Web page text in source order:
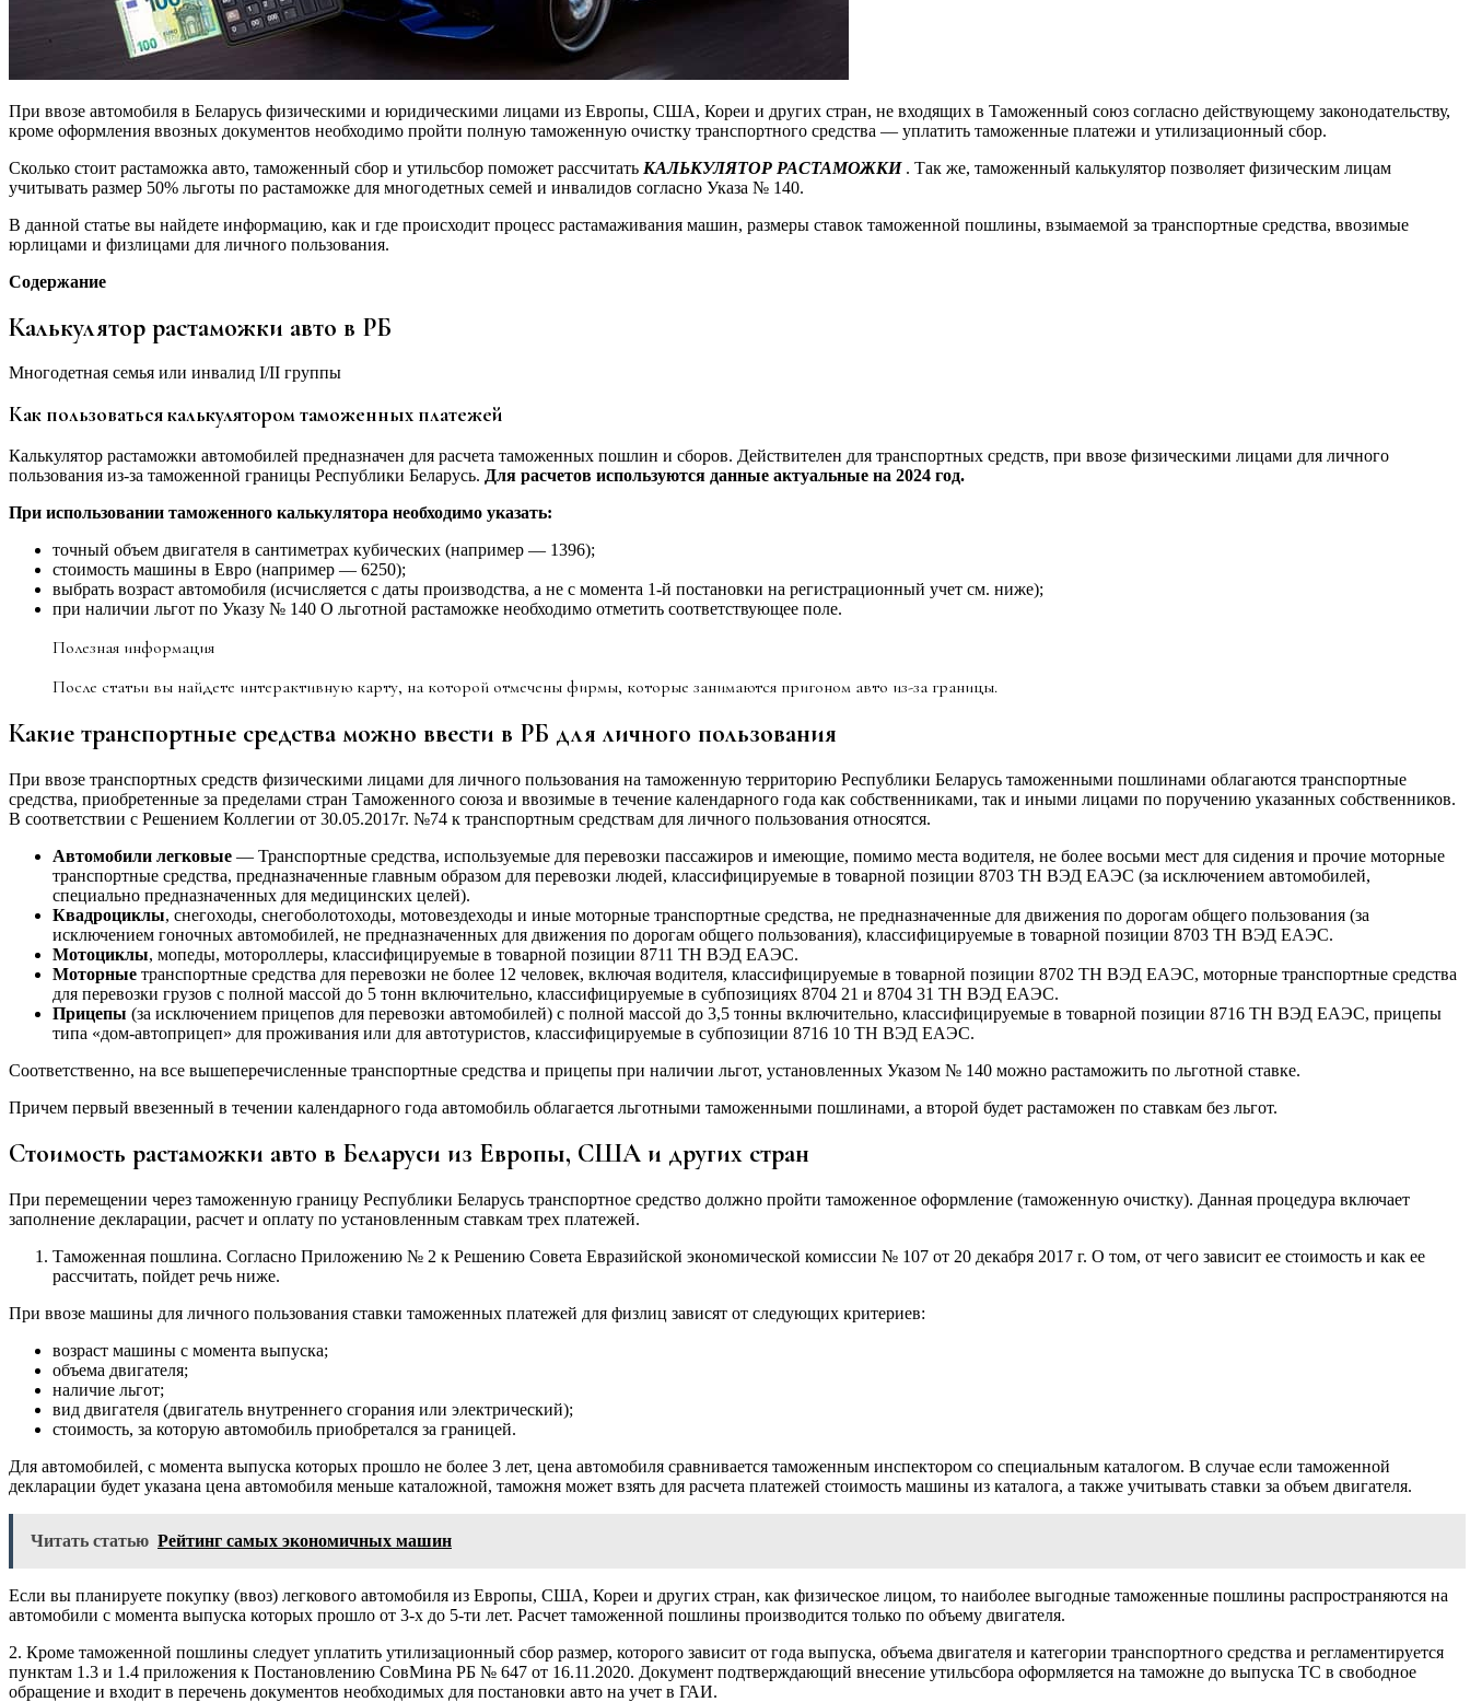
При ввозе автомобиля в Беларусь физическими и юридическими лицами из Европы, США, Кореи и других стран, не входящих в Таможенный союз согласно действующему законодательству,
кроме оформления ввозных документов необходимо пройти полную таможенную очистку транспортного средства — уплатить таможенные платежи и утилизационный сбор.
Сколько стоит растаможка авто, таможенный сбор и утильсбор поможет рассчитать КАЛЬКУЛЯТОР РАСТАМОЖКИ . Так же, таможенный калькулятор позволяет физическим лицам
учитывать размер 50% льготы по растаможке для многодетных семей и инвалидов согласно Указа № 140.
В данной статье вы найдете информацию, как и где происходит процесс растамаживания машин, размеры ставок таможенной пошлины, взымаемой за транспортные средства, ввозимые
юрлицами и физлицами для личного пользования.
Содержание
Калькулятор растаможки авто в РБ
Многодетная семья или инвалид I/II группы
Как пользоваться калькулятором таможенных платежей
Калькулятор растаможки автомобилей предназначен для расчета таможенных пошлин и сборов. Действителен для транспортных средств, при ввозе физическими лицами для личного
пользования из-за таможенной границы Республики Беларусь. Для расчетов используются данные актуальные на 2024 год.
При использовании таможенного калькулятора необходимо указать:
точный объем двигателя в сантиметрах кубических (например — 1396);
стоимость машины в Евро (например — 6250);
выбрать возраст автомобиля (исчисляется с даты производства, а не с момента 1-й постановки на регистрационный учет см. ниже);
при наличии льгот по Указу № 140 О льготной растаможке необходимо отметить соответствующее поле.
Полезная информация
После статьи вы найдете интерактивную карту, на которой отмечены фирмы, которые занимаются пригоном авто из-за границы.
Какие транспортные средства можно ввести в РБ для личного пользования
При ввозе транспортных средств физическими лицами для личного пользования на таможенную территорию Республики Беларусь таможенными пошлинами облагаются транспортные
средства, приобретенные за пределами стран Таможенного союза и ввозимые в течение календарного года как собственниками, так и иными лицами по поручению указанных собственников.
В соответствии с Решением Коллегии от 30.05.2017г. №74 к транспортным средствам для личного пользования относятся.
Автомобили легковые — Транспортные средства, используемые для перевозки пассажиров и имеющие, помимо места водителя, не более восьми мест для сидения и прочие моторные
транспортные средства, предназначенные главным образом для перевозки людей, классифицируемые в товарной позиции 8703 ТН ВЭД ЕАЭС (за исключением автомобилей,
специально предназначенных для медицинских целей).
Квадроциклы, снегоходы, снегоболотоходы, мотовездеходы и иные моторные транспортные средства, не предназначенные для движения по дорогам общего пользования (за
исключением гоночных автомобилей, не предназначенных для движения по дорогам общего пользования), классифицируемые в товарной позиции 8703 ТН ВЭД ЕАЭС.
Мотоциклы, мопеды, мотороллеры, классифицируемые в товарной позиции 8711 ТН ВЭД ЕАЭС.
Моторные транспортные средства для перевозки не более 12 человек, включая водителя, классифицируемые в товарной позиции 8702 ТН ВЭД ЕАЭС, моторные транспортные средства
для перевозки грузов с полной массой до 5 тонн включительно, классифицируемые в субпозициях 8704 21 и 8704 31 ТН ВЭД ЕАЭС.
Прицепы (за исключением прицепов для перевозки автомобилей) с полной массой до 3,5 тонны включительно, классифицируемые в товарной позиции 8716 ТН ВЭД ЕАЭС, прицепы
типа «дом-автоприцеп» для проживания или для автотуристов, классифицируемые в субпозиции 8716 10 ТН ВЭД ЕАЭС.
Соответственно, на все вышеперечисленные транспортные средства и прицепы при наличии льгот, установленных Указом № 140 можно растаможить по льготной ставке.
Причем первый ввезенный в течении календарного года автомобиль облагается льготными таможенными пошлинами, а второй будет растаможен по ставкам без льгот.
Стоимость растаможки авто в Беларуси из Европы, США и других стран
При перемещении через таможенную границу Республики Беларусь транспортное средство должно пройти таможенное оформление (таможенную очистку). Данная процедура включает
заполнение декларации, расчет и оплату по установленным ставкам трех платежей.
Таможенная пошлина. Согласно Приложению № 2 к Решению Совета Евразийской экономической комиссии № 107 от 20 декабря 2017 г. О том, от чего зависит ее стоимость и как ее
рассчитать, пойдет речь ниже.
При ввозе машины для личного пользования ставки таможенных платежей для физлиц зависят от следующих критериев:
возраст машины с момента выпуска;
объема двигателя;
наличие льгот;
вид двигателя (двигатель внутреннего сгорания или электрический);
стоимость, за которую автомобиль приобретался за границей.
Для автомобилей, с момента выпуска которых прошло не более 3 лет, цена автомобиля сравнивается таможенным инспектором со специальным каталогом. В случае если таможенной
декларации будет указана цена автомобиля меньше каталожной, таможня может взять для расчета платежей стоимость машины из каталога, а также учитывать ставки за объем двигателя.
Читать статью Рейтинг самых экономичных машин
Если вы планируете покупку (ввоз) легкового автомобиля из Европы, США, Кореи и других стран, как физическое лицом, то наиболее выгодные таможенные пошлины распространяются на
автомобили с момента выпуска которых прошло от 3-х до 5-ти лет. Расчет таможенной пошлины производится только по объему двигателя.
2. Кроме таможенной пошлины следует уплатить утилизационный сбор размер, которого зависит от года выпуска, объема двигателя и категории транспортного средства и регламентируется
пунктам 1.3 и 1.4 приложения к Постановлению СовМина РБ № 647 от 16.11.2020. Документ подтверждающий внесение утильсбора оформляется на таможне до выпуска ТС в свободное
обращение и входит в перечень документов необходимых для постановки авто на учет в ГАИ.